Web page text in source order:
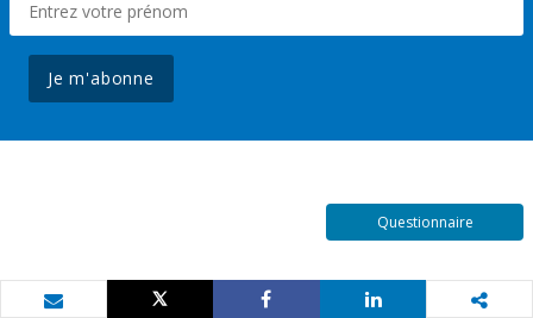
Je m'abonne
Questionnaire